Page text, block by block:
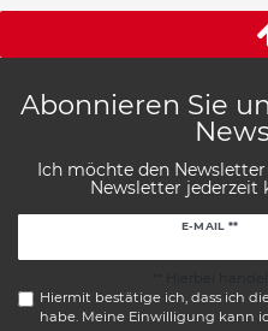
Abonnieren Sie
Ich möchte den
Newsletter jederzeit
E-MAIL **
Hiermit bestätige ich, dass ich
habe. Meine Einwilligung kann